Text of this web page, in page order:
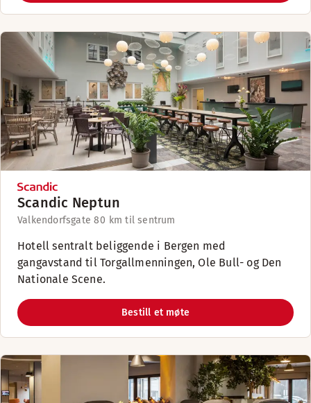
Scandic Neptun
Valkendorfsgate 80 km til sentrum
Hotell sentralt beliggende i Bergen med
gangavstand til Torgallmenningen, Ole Bull- og Den
Nationale Scene.
Bestill et møte